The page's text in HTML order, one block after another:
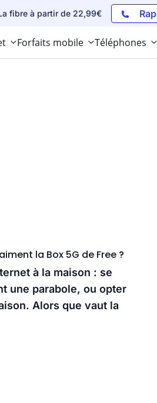
fibre à partir de 22,99€
Forfaits mobile Téléphones
la Box 5G de Free ?
à la maison : se
une parabole, ou opter
Alors que vaut la